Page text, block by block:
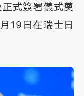
式簽署儀式奠
19日在瑞士日